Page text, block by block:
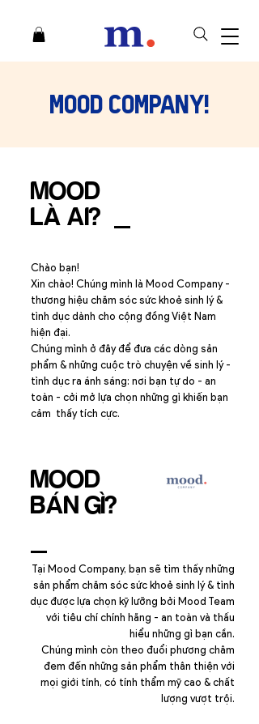
MOOD
​LÀ AI?
Chào bạn!
​Xin chào! Chúng mình là Mood Company -
thương hiệu chăm sóc sức khoẻ sinh lý &
tình dục dành cho cộng đồng Việt Nam
hiện đại.
Chúng mình ở đây để đưa các dòng sản
phẩm & những cuộc trò chuyện về sinh lý -
tình dục ra ánh sáng: nơi bạn tự do - an
toàn - cởi mở lựa chọn những gì khiến bạn
cảm thấy tích cực.
MOOD
​BÁN GÌ?​
Tại Mood Company, bạn sẽ tìm thấy những
sản phẩm chăm sóc sức khoẻ sinh lý & tình
dục được lựa chọn kỹ lưỡng bởi Mood Team
với tiêu chí chính hãng - an toàn và thấu
hiểu những gì bạn cần.
Chúng mình còn theo đuổi phương châm
đem đến những sản phẩm thân thiện với
mọi giới tính, có tính thẩm mỹ cao & chất
lượng vượt trội.
​Mood Company!